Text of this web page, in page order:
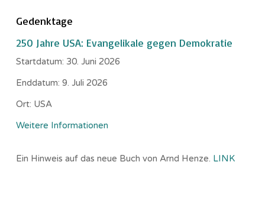
Gedenktage
250 Jahre USA: Evangelikale gegen Demokratie
Startdatum: 30. Juni 2026
Enddatum: 9. Juli 2026
Ort: USA
Weitere Informationen
Ein Hinweis auf das neue Buch von Arnd Henze. LINK